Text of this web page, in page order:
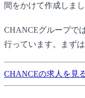
間をかけて作成しまし
CHANCEグループで
行っています。まず
CHANCEの求人を見